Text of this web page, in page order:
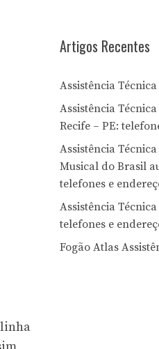
Artigos Recentes
Assistência
Assistência
Recife – PE:
Assistência
Musical do Brasil
telefones e
Assistência
telefones e
Fogão Atlas